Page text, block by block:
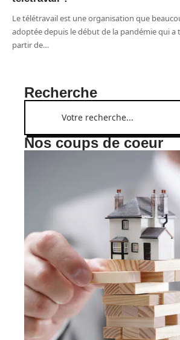
Le télétravail est une organisation que
adoptée depuis le début de la pandémie qui a
partir de…
Recherche
Nos coups de coeur